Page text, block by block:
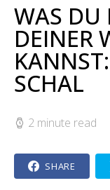
WAS DU
DEINER
SCHAL
2 minute read
SHARE